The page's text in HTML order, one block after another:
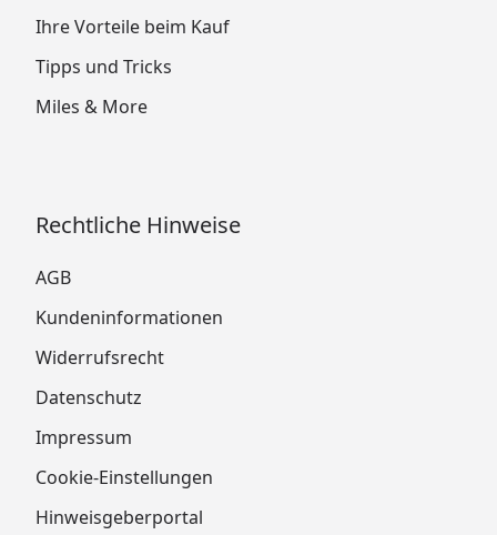
Ihre Vorteile beim Kauf
Tipps und Tricks
Miles & More
Rechtliche Hinweise
AGB
Kundeninformationen
Widerrufsrecht
Datenschutz
Impressum
Cookie-Einstellungen
Hinweisgeberportal